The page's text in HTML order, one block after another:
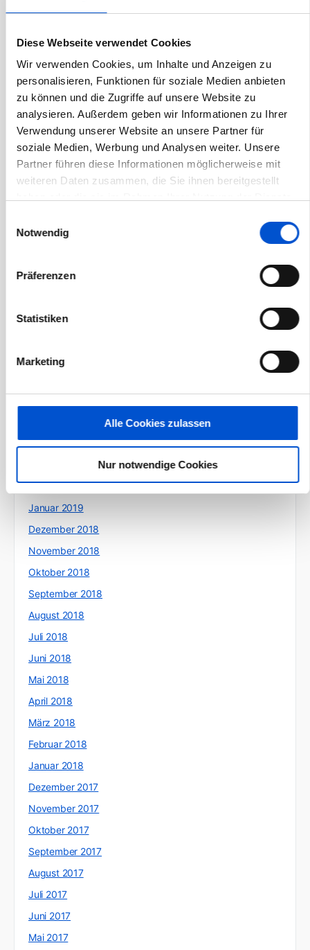
Diese Webseite verwendet Cookies
Wir verwenden Cookies, um Inhalte und Anzeigen zu
personalisieren, Funktionen für soziale Medien anbieten
zu können und die Zugriffe auf unsere Website zu
analysieren. Außerdem geben wir Informationen zu Ihrer
Verwendung unserer Website an unsere Partner für
soziale Medien, Werbung und Analysen weiter. Unsere
Partner führen diese Informationen möglicherweise mit
weiteren Daten zusammen, die Sie ihnen bereitgestellt
Notwendig
Präferenzen
Statistiken
Marketing
Alle Cookies zulassen
Nur notwendige Cookies
Dezember 2020
September 2020
August 2020
Juli 2020
Juni 2020
Mai 2020
April 2020
Februar 2020
Dezember 2019
Oktober 2019
August 2019
April 2019
Februar 2019
Januar 2019
Dezember 2018
November 2018
Oktober 2018
September 2018
August 2018
Juli 2018
Juni 2018
Mai 2018
April 2018
März 2018
Februar 2018
Januar 2018
Dezember 2017
November 2017
Oktober 2017
September 2017
August 2017
Juli 2017
Juni 2017
Mai 2017